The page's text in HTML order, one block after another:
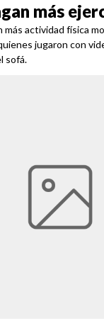
más
actividad física
jugaron con
sofá.